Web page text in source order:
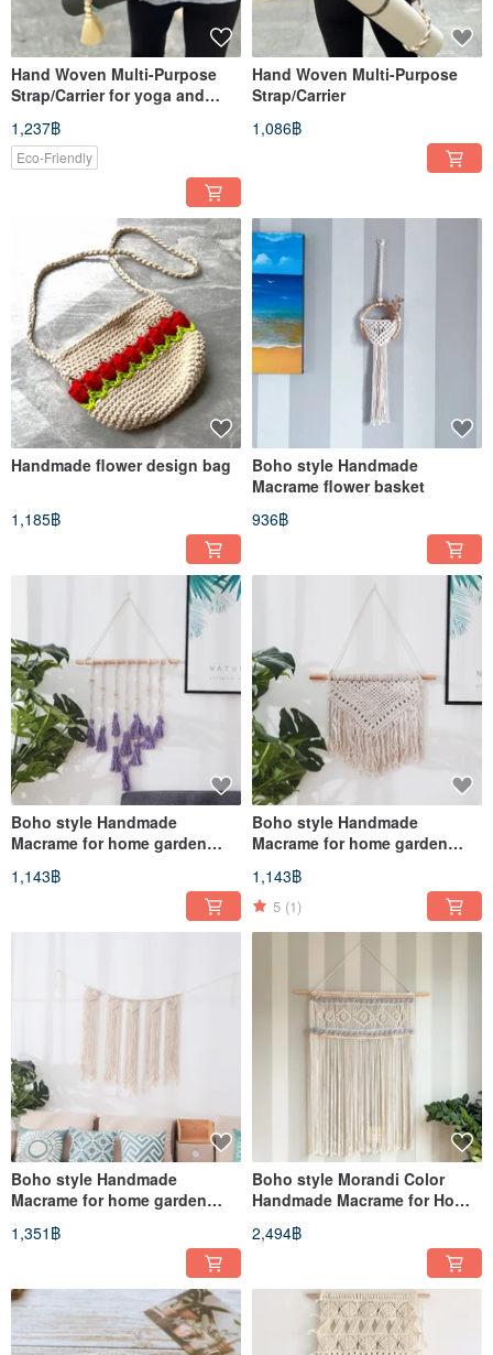
Hand Woven Multi-Purpose
Strap/Carrier for yoga and
pilates
1,237฿
Eco-Friendly
Hand Woven Multi-Purpose
Strap/Carrier
1,086฿
Handmade flower design bag
1,185฿
Boho style Handmade
Macrame flower basket
936฿
Boho style Handmade
Macrame for home garden
decoration
1,143฿
Boho style Handmade
Macrame for home garden
decoration
1,143฿
5 (1)
Boho style Handmade
Macrame for home garden
camping decoration
1,351฿
Boho style Morandi Color
Handmade Macrame for Home
Decoration
2,494฿